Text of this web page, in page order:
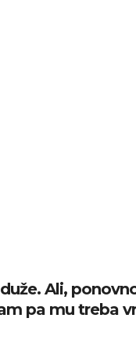
Ali,
pa mu treba